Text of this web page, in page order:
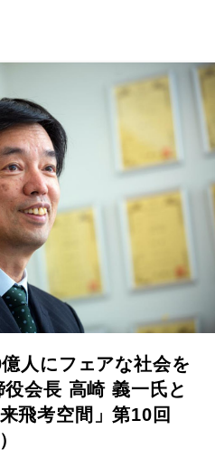
人にフェアな社会を
役会長 高崎 義一氏と
飛考空間」第10回